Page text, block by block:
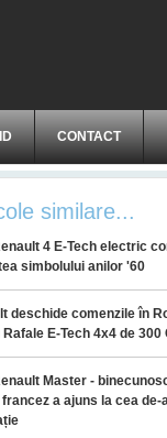
CONTACT
similare...
4 E-Tech electric
simbolului anilor '60
deschide comenzile în
E-Tech 4x4 de 300
Master -
a ajuns la cea de-